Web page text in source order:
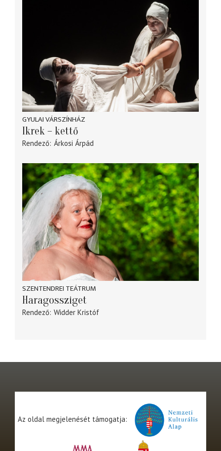
GYULAI VÁRSZÍNHÁZ
Ikrek – kettő
Rendező Árkosi Árpád
SZENTENDREI TEÁTRUM
Haragossziget
Rendező Widder Kristóf
Az oldal megjelenését támogatja: